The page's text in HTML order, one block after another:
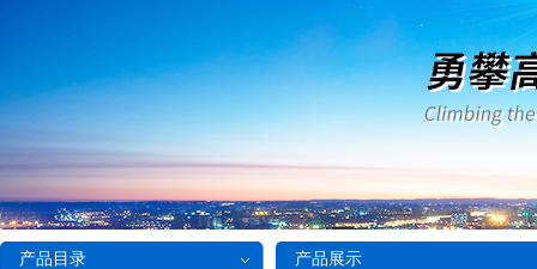
产品目录 产品展示